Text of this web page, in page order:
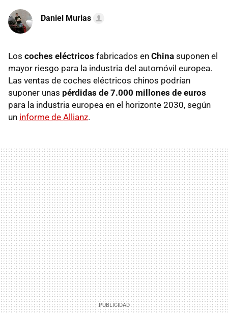
Daniel Murias
Los coches eléctricos fabricados en China suponen el
mayor riesgo para la industria del automóvil europea.
Las ventas de coches eléctricos chinos podrían
suponer unas pérdidas de 7.000 millones de euros
para la industria europea en el horizonte 2030, según
un informe de Allianz.